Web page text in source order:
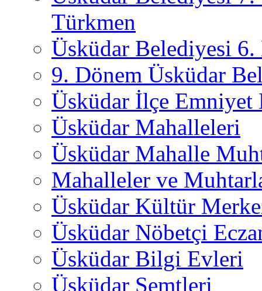
Türkmen
Üsküdar Belediyesi 6.
9. Dönem Üsküdar
Üsküdar İlçe
Üsküdar Mahalleleri
Üsküdar Mahalle
Mahalleler ve
Üsküdar Kültür
Üsküdar Nöbetçi
Üsküdar Bilgi Evleri
Üsküdar Semtleri